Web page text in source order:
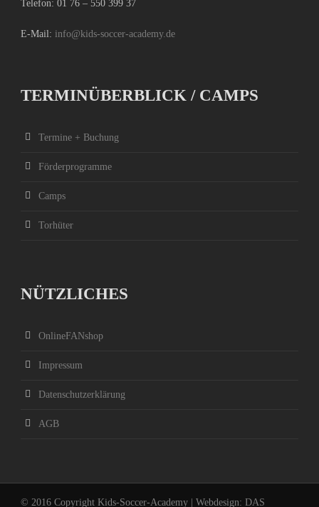
Telefon: 01 76 – 550 399 37
E-Mail: info@kids-soccer-academy.de
TERMINÜBERBLICK / CAMPS
Termine + Buchung
Förderprogramme
Camps
Torhüter
NÜTZLICHES
OnlineFANshop
Impressum
Datenschutzerklärung
AGB
© 2016 Copyright Kids-Soccer-Academy | Webdesign: DAS